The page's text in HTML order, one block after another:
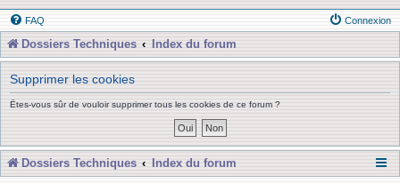
FAQ Connexion
Dossiers Techniques Index du forum
Supprimer les cookies
Êtes-vous sûr de vouloir supprimer tous les cookies de ce forum ?
Dossiers Techniques Index du forum